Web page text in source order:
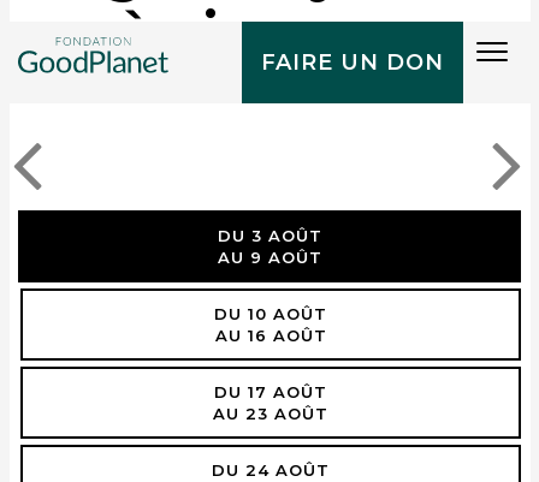
FAIRE UN DON
après jour
DU 3 AOÛT
AU 9 AOÛT
DU 10 AOÛT
AU 16 AOÛT
DU 17 AOÛT
AU 23 AOÛT
DU 24 AOÛT